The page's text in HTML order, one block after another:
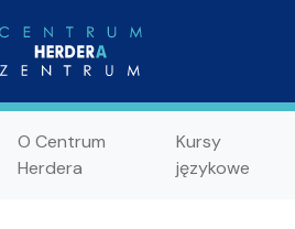
O Centrum
Herdera
Kursy
językowe